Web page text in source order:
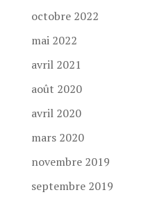
octobre 2022
mai 2022
avril 2021
août 2020
avril 2020
mars 2020
novembre 2019
septembre 2019